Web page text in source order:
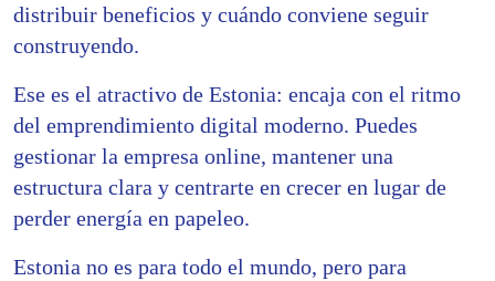
distribuir beneficios y cuándo conviene seguir
construyendo.
Ese es el atractivo de Estonia: encaja con el ritmo
del emprendimiento digital moderno. Puedes
gestionar la empresa online, mantener una
estructura clara y centrarte en crecer en lugar de
perder energía en papeleo.
Estonia no es para todo el mundo, pero para